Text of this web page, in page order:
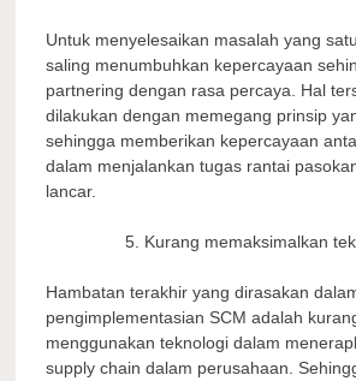
Untuk menyelesaikan masalah yang
saling menumbuhkan kepercayaan
partnering dengan rasa percaya. Hal
dilakukan dengan memegang prinsip
sehingga memberikan kepercayaan
dalam menjalankan tugas rantai
lancar.
Kurang memaksimalkan
Hambatan terakhir yang dirasakan
pengimplementasian SCM adalah
menggunakan teknologi dalam
supply chain dalam perusahaan.